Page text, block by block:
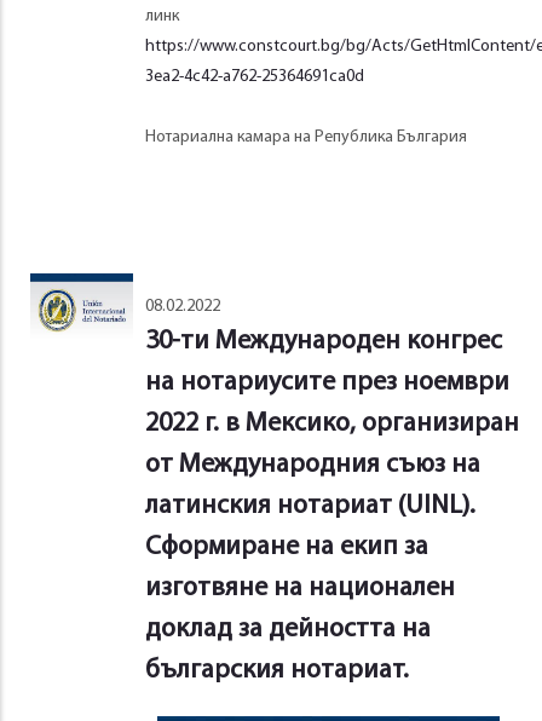
линк
https://www.constcourt.bg/bg/Acts/GetHtmlContent/
3ea2-4c42-a762-25364691ca0d
Нотариална камара на Република България
08.02.2022
30-ти Международен конгрес
на нотариусите през ноември
2022 г. в Мексико, организиран
от Международния съюз на
латинския нотариат (UINL).
Сформиране на екип за
изготвяне на национален
доклад за дейността на
българския нотариат.